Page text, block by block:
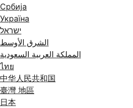
Србија
Україна
ישראל
الشرق الأوسط
المملكة العربية السعودية
ไทย
中华人民共和国
臺灣 地區
日本